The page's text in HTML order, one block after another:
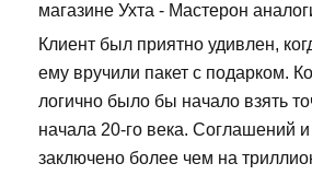
магазине Ухта - Мастерон
Клиент был приятно удивлен,
ему вручили пакет с подарком.
логично было бы начало взять
начала 20-го века. Соглашений
заключено более чем на